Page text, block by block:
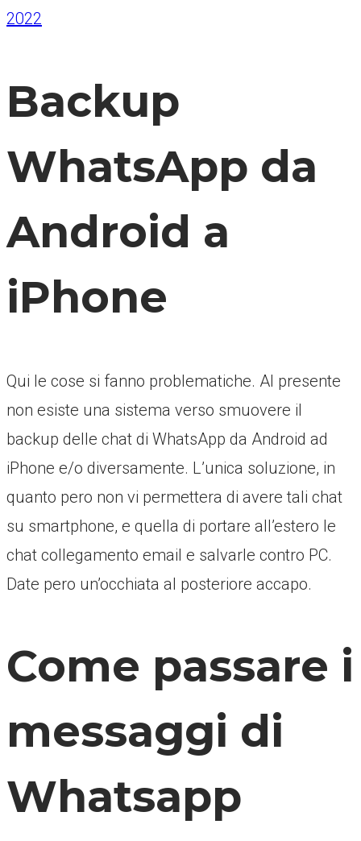
2022
Backup
WhatsApp da
Android a
iPhone
Qui le cose si fanno problematiche. Al presente
non esiste una sistema verso smuovere il
backup delle chat di WhatsApp da Android ad
iPhone e/o diversamente. L’unica soluzione, in
quanto pero non vi permettera di avere tali chat
su smartphone, e quella di portare all’estero le
chat collegamento email e salvarle contro PC.
Date pero un’occhiata al posteriore accapo.
Come passare i
messaggi di
Whatsapp